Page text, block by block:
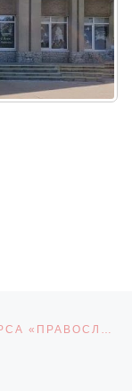
ПОБЕДИТЕЛЬ ОБЛАСТНОГО КОНКУРСА «ПРАВОСЛАВНАЯ КУЛЬТУРА ТАМБОВСКОГО КРАЯ»